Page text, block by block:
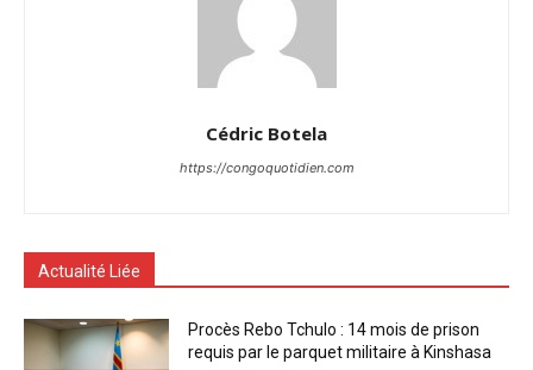
Cédric Botela
https://congoquotidien.com
Actualité Liée
Procès Rebo Tchulo : 14 mois de prison
requis par le parquet militaire à Kinshasa